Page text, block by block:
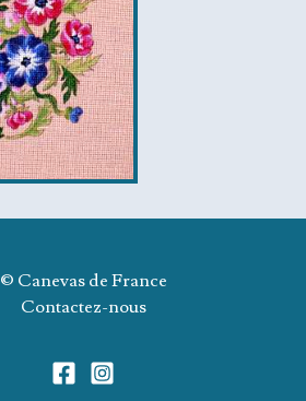
© Canevas de France
Contactez-nous